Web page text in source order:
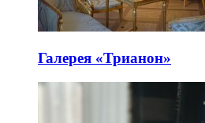
Галерея «Трианон»